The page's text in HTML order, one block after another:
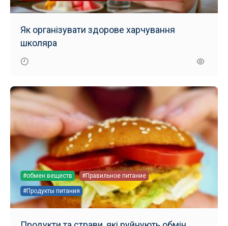
Як організувати здорове харчування
школяра
#обмен веществ #Правильное питание
#Продукты питания